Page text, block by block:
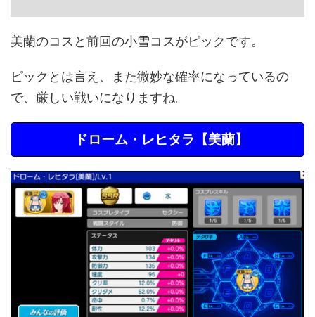
美蘭のコスと前回の小雪コスがピックです。
ピックとは言え、また微妙な確率になっているの
で、厳しい戦いになりますね。
ドローム・レヒタラ【美蘭】